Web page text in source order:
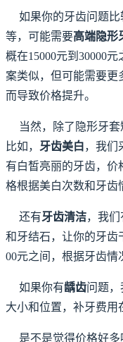
如果你的牙齿问题
等，可能需要高端隐形
概在15000元到30000
案类似，但可能需要更
而导致价格提升。
当然，除了隐形牙
比如，
牙齿美白，我们
有白皙亮丽的牙齿，价
格根据美白次数和牙齿
还有牙齿清洁，我
和牙结石，让你的牙齿
00元之间，根据牙齿情
如果你有龋齿问题
大小和位置，补牙费用
是不是觉得价格好